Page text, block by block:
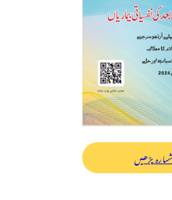
شمارہ پڑھیں